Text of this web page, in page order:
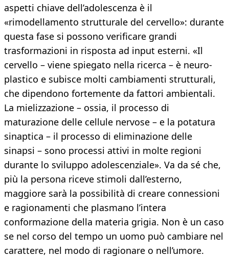
aspetti chiave dell’adolescenza è il
«rimodellamento strutturale del cervello»: durante
questa fase si possono verificare grandi
trasformazioni in risposta ad input esterni. «Il
cervello – viene spiegato nella ricerca – è neuro-
plastico e subisce molti cambiamenti strutturali,
che dipendono fortemente da fattori ambientali.
La mielizzazione – ossia, il processo di
maturazione delle cellule nervose – e la potatura
sinaptica – il processo di eliminazione delle
sinapsi – sono processi attivi in molte regioni
durante lo sviluppo adolescenziale». Va da sé che,
più la persona riceve stimoli dall’esterno,
maggiore sarà la possibilità di creare connessioni
e ragionamenti che plasmano l’intera
conformazione della materia grigia. Non è un caso
se nel corso del tempo un uomo può cambiare nel
carattere, nel modo di ragionare o nell’umore.